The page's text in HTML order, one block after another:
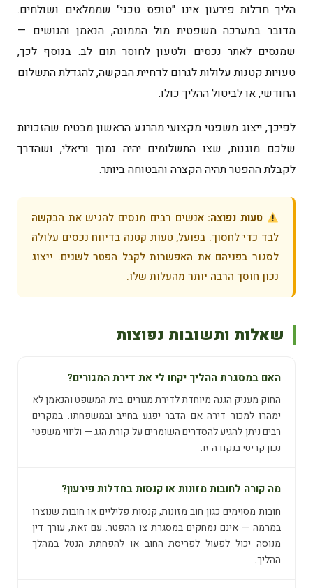
הליך חדלות פירעון אינו "טופס טכני" שממלאים ושולחים.
מדובר במערכה משפטית מול הממונה, הנאמן והנושים —
שמנסים לאתר נכסים ולטעון לחוסר תום לב. בנוסף לכך,
טעויות קטנות עלולות לגרום לדחיית הבקשה, להגדלת התשלום
החודשי, או לביטול ההליך כולו.
לפיכך, ייצוג משפטי מקצועי מהרגע הראשון מבטיח שהזכויות
שלכם מוגנות, שצו התשלומים יהיה נמוך וריאלי, ושהדרך
לקבלת ההפטר תהיה הקצרה והבטוחה ביותר.
טעות נפוצה: אנשים רבים מנסים להגיש את הבקשה
לבד כדי לחסוך. בפועל, טעות קטנה בדיווח נכסים עלולה
לסגור בפניהם את האפשרות לקבל הפטר לשנים. ייצוג
נכון חוסך הרבה יותר מהעלות שלו.
שאלות ותשובות נפוצות
האם במסגרת ההליך יקחו לי את דירת המגורים?
החוק מעניק הגנה מיוחדת לדירת מגורים. בית המשפט והנאמן לא
ימהרו למכור דירה אם הדבר יפגע בחייב ובמשפחתו. במקרים
רבים ניתן להגיע להסדרים השומרים על קורת הגג — וליווי משפטי
נכון קריטי בנקודה זו.
מה קורה לחובות מזונות או קנסות בחדלות פירעון?
חובות מסוימים כגון חוב מזונות, קנסות פליליים או חובות שנוצרו
במרמה — אינם נמחקים במסגרת צו ההפטר. עם זאת, עורך דין
מנוסה יכול לפעול לפריסת החוב או להפחתת הנטל במהלך
ההליך.